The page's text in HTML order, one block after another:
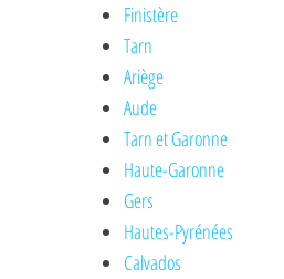
Finistère
Tarn
Ariège
Aude
Tarn et Garonne
Haute-Garonne
Gers
Hautes-Pyrénées
Calvados